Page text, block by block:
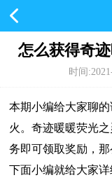
怎么获得奇
时间
本期小编给大家聊
火。奇迹暖暖荧光
务即可领取奖励，
下面小编就给大家详